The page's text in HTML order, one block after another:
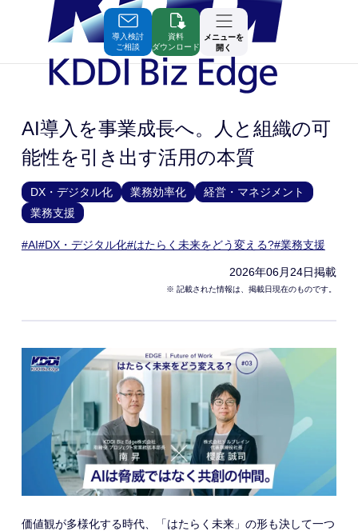
Contents
導入検討
ご相談
資料
ダウンロード
メニューを
開く
AI導入を事業成長へ。人と組織の可
能性を引き出す活用の本質
DX・デジタル化 業務効率化
経営・マネジメント
業務支援
#AI#DX・デジタル化#はたらく未来をどう変える?#業務支援
2026年06月24日掲載
※ 記載された情報は、掲載日現在のものです。
価値観が多様化する時代、「はたらく未来」の形も決して一つ